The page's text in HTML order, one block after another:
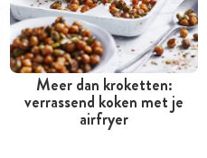
Meer dan kroketten:
verrassend koken met je
airfryer